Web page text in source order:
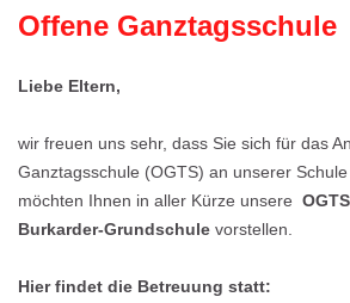
Offene Ganztagsschule
Liebe Eltern,
wir freuen uns sehr, dass Sie sich für das
Ganztagsschule (OGTS) an unserer
möchten Ihnen in aller Kürze unsere
Burkarder-Grundschule vorstellen.
Hier findet die Betreuung statt: